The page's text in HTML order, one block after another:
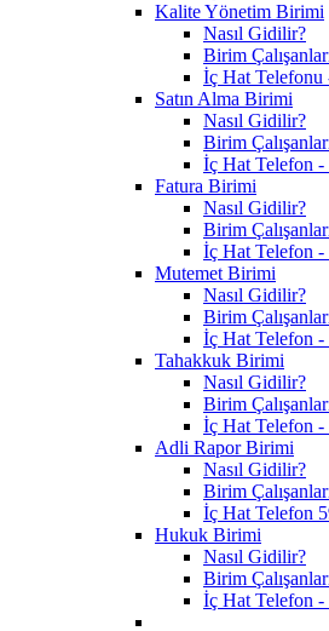
Kalite Yönetim Birimi
Nasıl Gidilir?
Birim
İç Hat Telefonu
Satın Alma Birimi
Nasıl Gidilir?
Birim
İç Hat Telefon -
Fatura Birimi
Nasıl Gidilir?
Birim
İç Hat Telefon -
Mutemet Birimi
Nasıl Gidilir?
Birim
İç Hat Telefon -
Tahakkuk Birimi
Nasıl Gidilir?
Birim
İç Hat Telefon -
Adli Rapor Birimi
Nasıl Gidilir?
Birim
İç Hat Telefon
Hukuk Birimi
Nasıl Gidilir?
Birim
İç Hat Telefon -